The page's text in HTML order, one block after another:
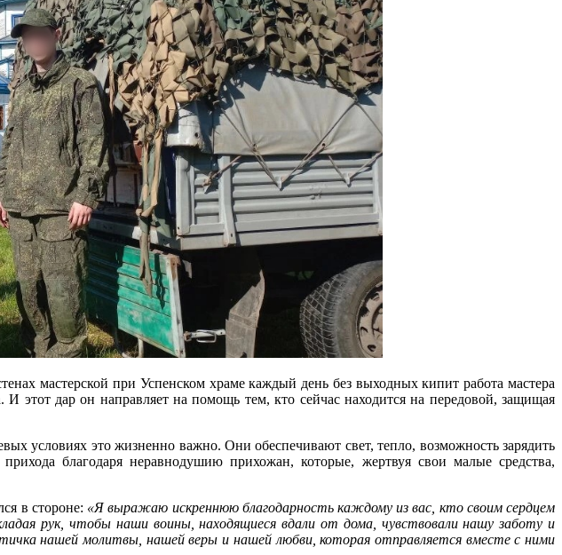
мастерской при Успенском храме каждый день без выходных кипит работа мастера
этот дар он направляет на помощь тем, кто сейчас находится на передовой, защищая
условиях это жизненно важно. Они обеспечивают свет, тепло, возможность зарядить
благодаря неравнодушию прихожан, которые, жертвуя свои малые средства,
в стороне: «Я выражаю искреннюю благодарность каждому из вас, кто своим сердцем
рук, чтобы наши воины, находящиеся вдали от дома, чувствовали нашу заботу и
нашей молитвы, нашей веры и нашей любви, которая отправляется вместе с ними